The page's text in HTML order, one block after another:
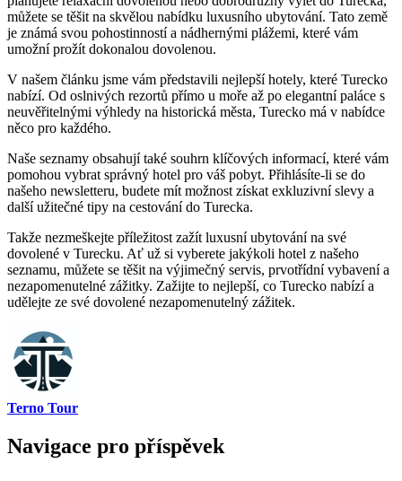
můžete se těšit na skvělou nabídku luxusního ubytování. Tato země
je známá svou pohostinností a nádhernými plážemi, které vám
umožní prožít dokonalou dovolenou.
V našem článku jsme vám představili nejlepší hotely, které Turecko
nabízí. Od oslnivých rezortů přímo u moře až po elegantní paláce s
neuvěřitelnými výhledy na historická města, Turecko má v nabídce
něco pro každého.
Naše seznamy obsahují také souhrn klíčových informací, které vám
pomohou vybrat správný hotel pro váš pobyt. Přihlásíte-li se do
našeho newsletteru, budete mít možnost získat exkluzivní slevy a
další užitečné tipy na cestování do Turecka.
Takže nezmeškejte příležitost zažít luxusní ubytování na své
dovolené v Turecku. Ať už si vyberete jakýkoli hotel z našeho
seznamu, můžete se těšit na výjimečný servis, prvotřídní vybavení a
nezapomenutelné zážitky. Zažijte to nejlepší, co Turecko nabízí a
udělejte ze své dovolené nezapomenutelný zážitek.
Terno Tour
Navigace pro příspěvek